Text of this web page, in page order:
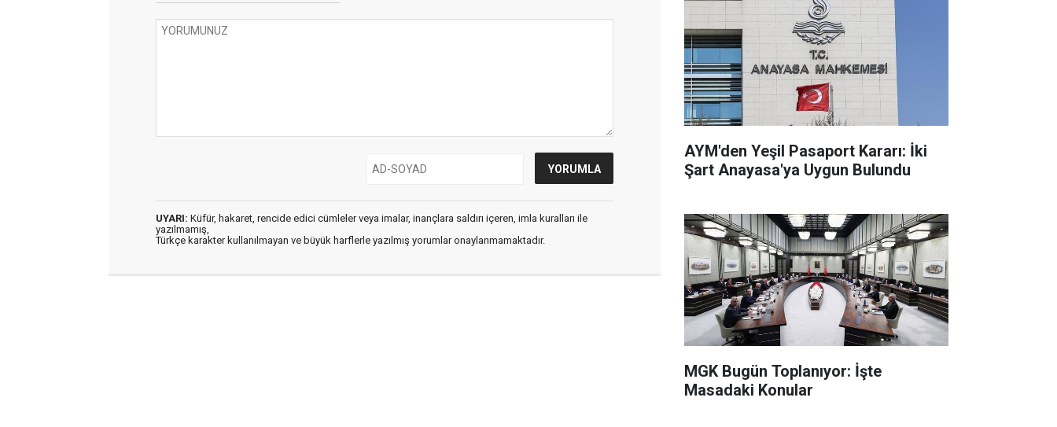
UYARI: Küfür, hakaret, rencide edici cümleler veya imalar, inançlara saldırı içeren, imla kuralları ile
yazılmamış,
Türkçe karakter kullanılmayan ve büyük harflerle yazılmış yorumlar onaylanmamaktadır.
AYM'den Yeşil Pasaport Kararı: İki
Şart Anayasa'ya Uygun Bulundu
MGK Bugün Toplanıyor: İşte
Masadaki Konular